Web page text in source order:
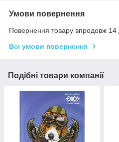
Умови повернення
Повернення товару впродовж 14
Всі умови повернення
Подібні товари компанії